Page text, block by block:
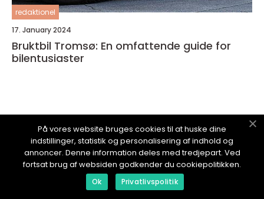
redaktionel
17. January 2024
Bruktbil Tromsø: En omfattende guide for
bilentusiaster
NYBILEN.no
På vores website bruges cookies til at huske dine
indstillinger, statistik og personalisering af indhold og
annoncer. Denne information deles med tredjepart. Ved
fortsat brug af websiden godkender du cookiepolitikken.
Ok Privatlivspolitik